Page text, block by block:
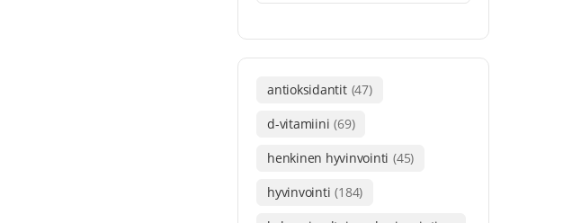
antioksidantit (47)
d-vitamiini (69)
henkinen hyvinvointi (45)
hyvinvointi (184)